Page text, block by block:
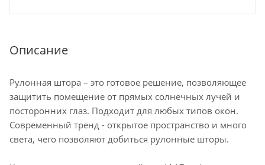
Описание
Рулонная штора – это готовое решение, позволяющее
защитить помещение от прямых солнечных лучей и
посторонних глаз. Подходит для любых типов окон.
Современный тренд - открытое пространство и много
света, чего позволяют добиться рулонные шторы.